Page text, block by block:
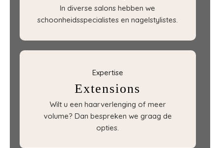
In diverse salons hebben we
schoonheidsspecialistes en nagelstylistes.
Expertise
Extensions
Wilt u een haarverlenging of meer
volume? Dan bespreken we graag de
opties.